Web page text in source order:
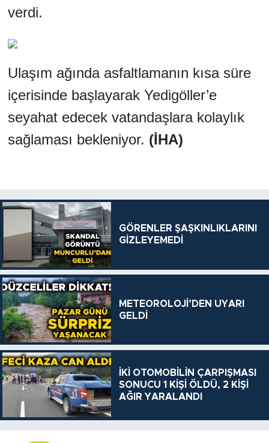
verdi.
Ulaşım ağında asfaltlamanın kısa süre
içerisinde başlayarak Yedigöller’e
seyahat edecek vatandaşlara kolaylık
sağlaması bekleniyor. (İHA)
GÖRENLER ŞAŞKINLIKLARINI
GİZLEYEMEDİ
METEOROLOJİ’DEN UYARI
GELDİ
İKİ OTOMOBİLİN ÇARPIŞMASI
SONUCU 1 KİŞİ ÖLDÜ, 2 KİŞİ
AĞIR YARALANDI